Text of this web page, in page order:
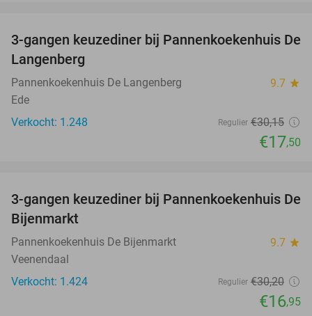
42%
3-gangen keuzediner bij Pannenkoekenhuis De
Langenberg
Pannenkoekenhuis De Langenberg 9.7 star
Ede
Verkocht: 1.248
Regulier €30,15
€17,50
44%
3-gangen keuzediner bij Pannenkoekenhuis De
Bijenmarkt
Pannenkoekenhuis De Bijenmarkt 9.7 star
Veenendaal
Verkocht: 1.424
Regulier €30,20
€16,95